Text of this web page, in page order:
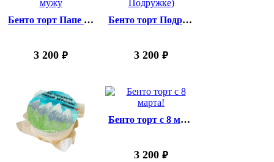
Бенто торт Папе и мужу
3 200 руб.
Бенто торт Подружке)
3 200 руб.
Бенто торт с 8 марта!
3 200 руб.